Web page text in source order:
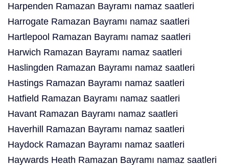
Harpenden Ramazan Bayramı namaz saatleri
Harrogate Ramazan Bayramı namaz saatleri
Hartlepool Ramazan Bayramı namaz saatleri
Harwich Ramazan Bayramı namaz saatleri
Haslingden Ramazan Bayramı namaz saatleri
Hastings Ramazan Bayramı namaz saatleri
Hatfield Ramazan Bayramı namaz saatleri
Havant Ramazan Bayramı namaz saatleri
Haverhill Ramazan Bayramı namaz saatleri
Haydock Ramazan Bayramı namaz saatleri
Haywards Heath Ramazan Bayramı namaz saatleri